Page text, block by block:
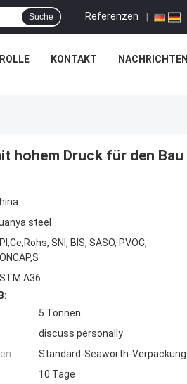
Referenzen |
Suche
KONTAKT NACHRICHTEN
hohem Druck für den Bau
steel
SNI, BIS, SASO, PVOC,
A36
5 Tonnen
discuss personally
Standard-Seaworth-Verpackung
10 Tage